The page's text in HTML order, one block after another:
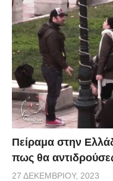
Πείραμα στην
πως θα
27 ΔΕΚΕΜΒΡΊΟΥ, 2023